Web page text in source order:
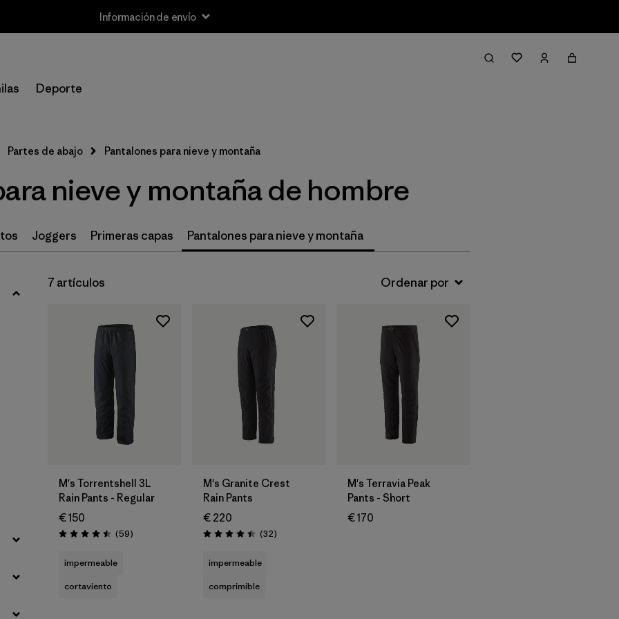
Información de envío
Deporte
Filtrar y ordenar
L (7)
XL (7)
Partes de abajo Pantalones para nieve y montaña
nieve y montaña de hombre
Joggers Primeras capas Pantalones para nieve y montaña
7 artículos
M's Torrentshell 3L
Rain Pants - Regular
€ 150
Puntuación: 4.5 / 5
(59Reseñas
)
impermeable
cortaviento
M's Granite Crest
Rain Pants
€ 220
Puntuación: 4.4 / 5
(32Reseñas
)
impermeable
comprimible
M's Terravia Peak
Pants - Short
€ 170